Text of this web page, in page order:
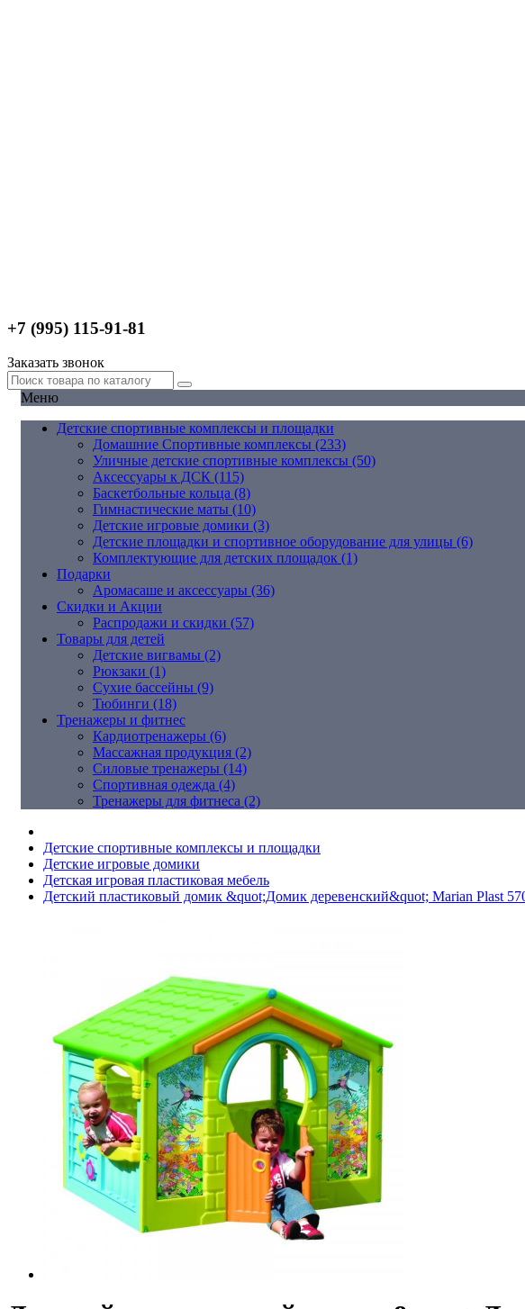
+7 (995) 115-91-81
Заказать звонок
Меню
Детские спортивные комплексы и площадки
Домашние Спортивные комплексы (233)
Уличные детские спортивные комплексы (50)
Аксессуары к ДСК (115)
Баскетбольные кольца (8)
Гимнастические маты (10)
Детские игровые домики (3)
Детские площадки и спортивное оборудование для улицы (6)
Комплектующие для детских площадок (1)
Подарки
Аромасаше и аксессуары (36)
Скидки и Акции
Распродажи и скидки (57)
Товары для детей
Детские вигвамы (2)
Рюкзаки (1)
Сухие бассейны (9)
Тюбинги (18)
Тренажеры и фитнес
Кардиотренажеры (6)
Массажная продукция (2)
Силовые тренажеры (14)
Спортивная одежда (4)
Тренажеры для фитнеса (2)
Детские спортивные комплексы и площадки
Детские игровые домики
Детская игровая пластиковая мебель
Детский пластиковый домик &quot;Домик деревенский&quot; Marian Plast